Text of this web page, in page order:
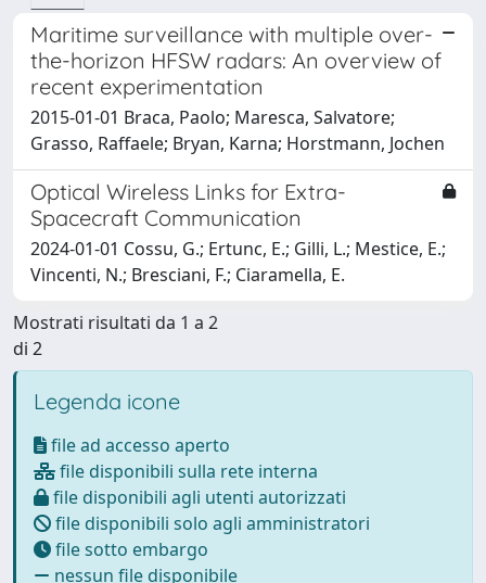
Maritime surveillance with multiple over-
the-horizon HFSW radars: An overview of
recent experimentation
2015-01-01 Braca, Paolo; Maresca, Salvatore;
Grasso, Raffaele; Bryan, Karna; Horstmann, Jochen
Optical Wireless Links for Extra-
Spacecraft Communication
2024-01-01 Cossu, G.; Ertunc, E.; Gilli, L.; Mestice, E.;
Vincenti, N.; Bresciani, F.; Ciaramella, E.
Mostrati risultati da 1 a 2
di 2
Legenda icone
file ad accesso aperto
file disponibili sulla rete interna
file disponibili agli utenti autorizzati
file disponibili solo agli amministratori
file sotto embargo
nessun file disponibile